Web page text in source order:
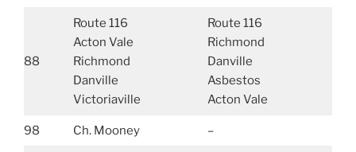
88
Route 116
Acton Vale
Richmond
Danville
Victoriaville
Route 116
Richmond
Danville
Asbestos
Acton Vale
98 Ch. Mooney –